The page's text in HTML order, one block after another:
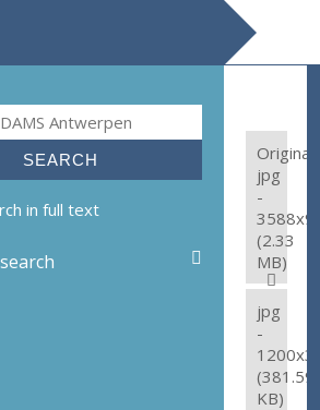
form
in full text
Original:
jpg
-
(2.33
MB)
jpg
-
(381.59
KB)